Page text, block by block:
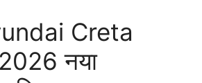
Creta
नया